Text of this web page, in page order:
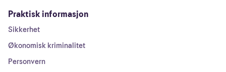
Praktisk informasjon
Sikkerhet
Økonomisk kriminalitet
Personvern